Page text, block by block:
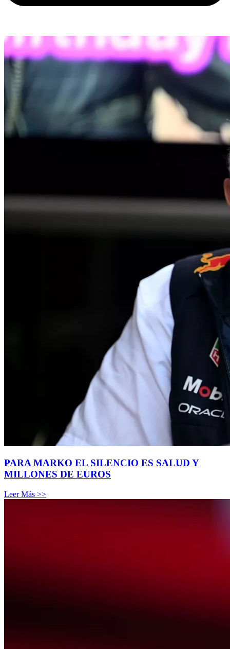
PARA MARKO EL SILENCIO ES SALUD Y
MILLONES DE EUROS
Leer Más >>